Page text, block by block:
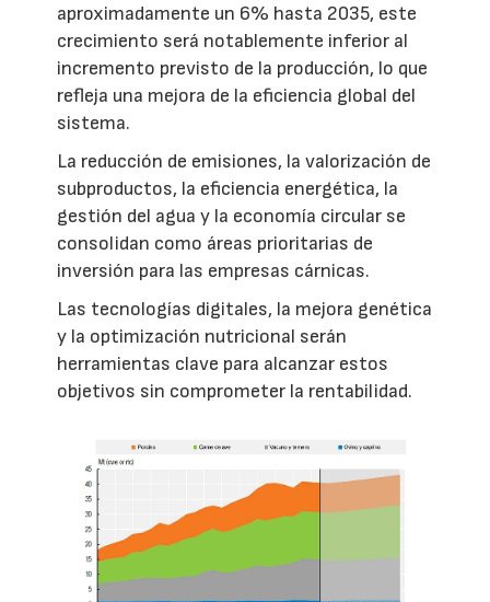
aproximadamente un 6% hasta 2035, este
crecimiento será notablemente inferior al
incremento previsto de la producción, lo que
refleja una mejora de la eficiencia global del
sistema.
La reducción de emisiones, la valorización de
subproductos, la eficiencia energética, la
gestión del agua y la economía circular se
consolidan como áreas prioritarias de
inversión para las empresas cárnicas.
Las tecnologías digitales, la mejora genética
y la optimización nutricional serán
herramientas clave para alcanzar estos
objetivos sin comprometer la rentabilidad.